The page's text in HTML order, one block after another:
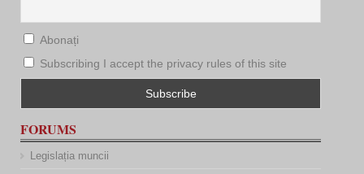
Abonați
Subscribing I accept the privacy rules of this site
FORUMS
Legislația muncii